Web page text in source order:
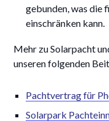
gebunden, was
einschränken kann.
Mehr zu Solarpacht
unseren folgenden
Pachtvertrag für
Solarpark